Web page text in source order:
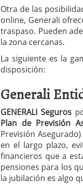
Otra de las
online, Generali
traspaso. Pueden
la zona cercanas.
La siguiente es la
disposición:
Generali
GENERALI Seguros
Plan de Previsión
Previsión
en el largo plazo,
financieros que a
pensiones para los
la jubilación es algo